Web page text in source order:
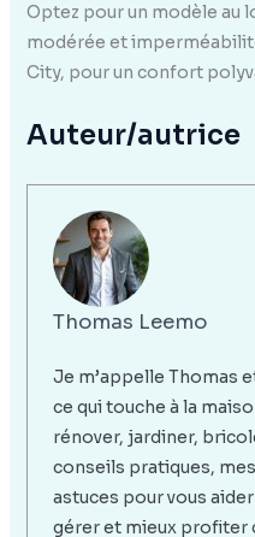
Optez pour un modèle au
modérée et
City, pour un confort
Auteur/autrice
Thomas Leemo
Je m’appelle Thomas
ce qui touche à la
rénover, jardiner,
conseils pratiques,
astuces pour vous
gérer et mieux profiter